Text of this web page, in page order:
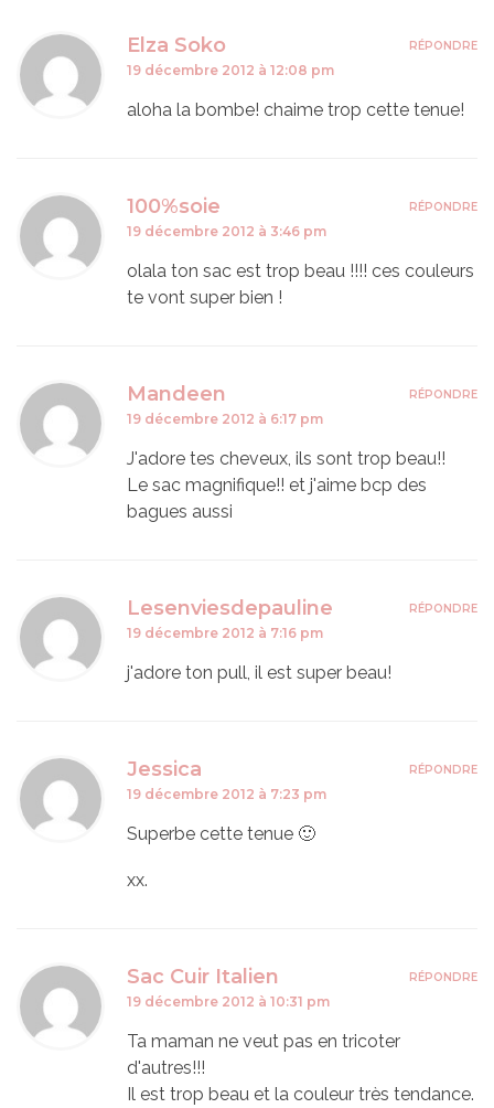
Elza Soko
19 décembre 2012 à 12:08 pm
aloha la bombe! chaime trop cette tenue!
RÉPONDRE
100%soie
19 décembre 2012 à 3:46 pm
olala ton sac est trop beau !!!! ces couleurs
te vont super bien !
RÉPONDRE
Mandeen
19 décembre 2012 à 6:17 pm
J'adore tes cheveux, ils sont trop beau!!
Le sac magnifique!! et j'aime bcp des
bagues aussi
RÉPONDRE
Lesenviesdepauline
19 décembre 2012 à 7:16 pm
j'adore ton pull, il est super beau!
RÉPONDRE
Jessica
19 décembre 2012 à 7:23 pm
Superbe cette tenue 🙂
xx.
RÉPONDRE
Sac Cuir Italien
19 décembre 2012 à 10:31 pm
Ta maman ne veut pas en tricoter
d'autres!!!
Il est trop beau et la couleur très tendance.
RÉPONDRE